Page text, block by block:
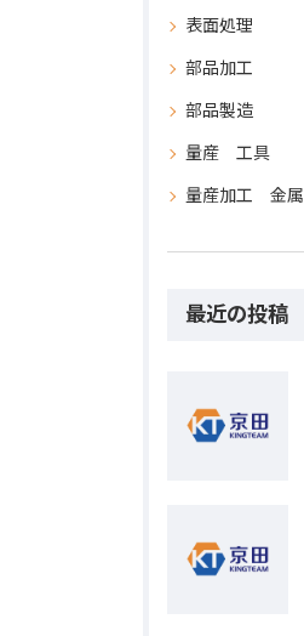
表面処理
部品加工
部品製造
量産 工具
量産加工 金属
最近の投稿